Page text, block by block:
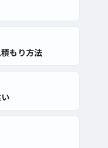
もり方法